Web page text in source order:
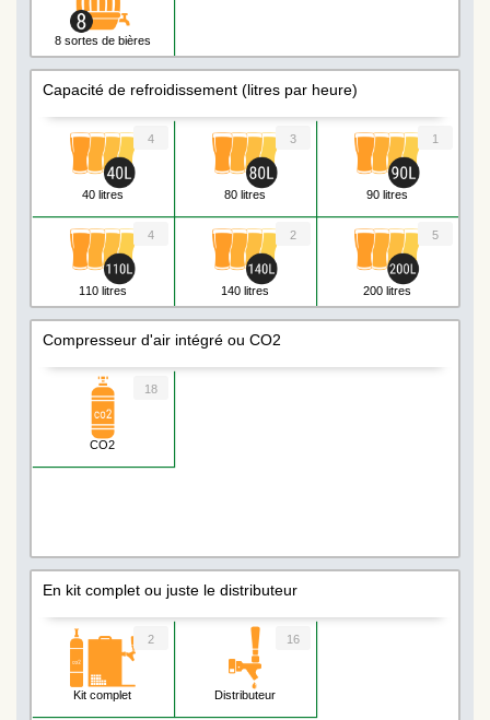
8 sortes de bières
Capacité de refroidissement (litres par heure)
40 litres
4
80 litres
3
90 litres
1
110 litres
4
140 litres
2
200 litres
5
Compresseur d'air intégré ou CO2
CO2
18
En kit complet ou juste le distributeur
Kit complet
2
Distributeur
16